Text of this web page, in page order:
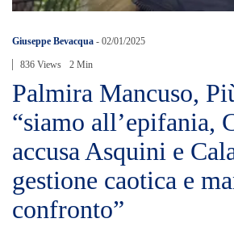
Giuseppe Bevacqua - 02/01/2025
836 Views 2 Min
Palmira Mancuso,
“siamo all’epifania,
accusa Asquini e
gestione caotica e
confronto”